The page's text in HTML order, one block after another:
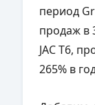
период
продаж в
JAC T6,
265% в